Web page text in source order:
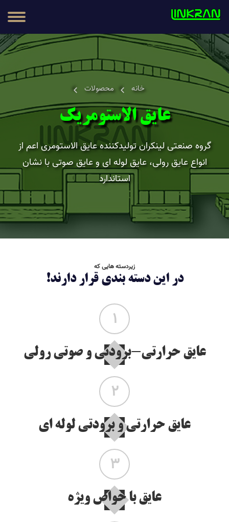
خانه محصولات
عایق الاستومریک
گروه صنعتی لینکران تولیدکننده عایق الاستومری اعم از
انواع عایق رولی، عایق لوله ای و عایق صوتی با نشان
استاندارد
زیردسته هایی که
در این دسته بندی قرار دارند!
1
عایق حرارتی-برودتی و صوتی رولی
2
عایق حرارتی و برودتی لوله ای
3
عایق با خواص ویژه
مطالب